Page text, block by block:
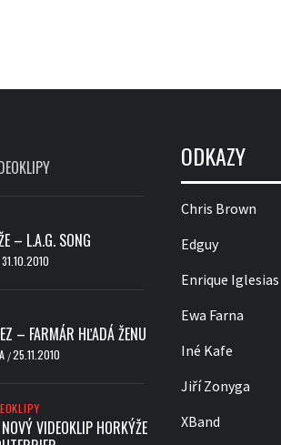
– L.A.G. SONG
31.10.2010
– FARMÁR HĽADÁ ŽENU
/25.11.2010
VIDEOKLIP HORKÝŽE
ODKAZY
Chris Brown
Edguy
Enrique Iglesias
Ewa Farna
Iné Kafe
Jiří Zonyga
XBand